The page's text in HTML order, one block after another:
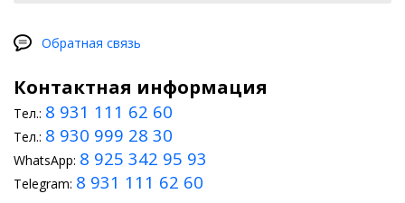
Обратная связь
Контактная информация
Тел.: 8 931 111 62 60
Тел.: 8 930 999 28 30
WhatsApp: 8 925 342 95 93
Telegram: 8 931 111 62 60